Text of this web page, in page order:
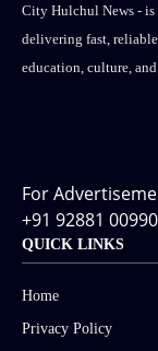
City Hulchul News - is
delivering fast,
education, culture, and
For
+91 92881 00990
QUICK LINKS
Home
Privacy Policy